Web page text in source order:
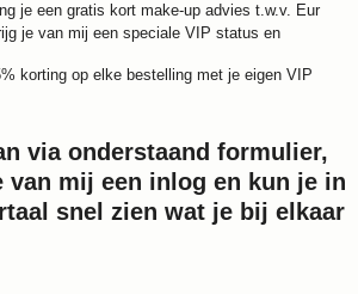
je een gratis kort make-up advies t.w.v. Eur
je van mij een speciale VIP status en
korting op elke bestelling met je eigen VIP
via onderstaand formulier,
van mij een inlog en kun je in
snel zien wat je bij elkaar